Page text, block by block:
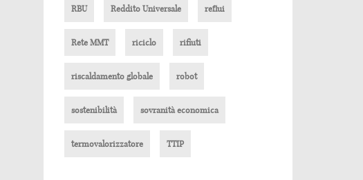
RBU Reddito Universale reflui
Rete MMT riciclo rifiuti
riscaldamento globale robot
sostenibilità sovranità economica
termovalorizzatore TTIP